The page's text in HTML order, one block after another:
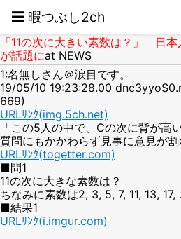
☰ 暇つぶし2ch
「11の次に大きい素数は？」 日
が話題にat NEWS
1:名無しさん＠涙目です。
19/05/10 19:23:28.00
669)
URLﾘﾝｸ(img.5ch.net)
「この5人の中で、Cの次に背が高
質問にもかかわらず見事に意見が
URLﾘﾝｸ(togetter.com)
■問1
11の次に大きな素数は？
ちなみに素数は2, 3, 5, 7, 11, 13,
■結果1
URLﾘﾝｸ(i.imgur.com)